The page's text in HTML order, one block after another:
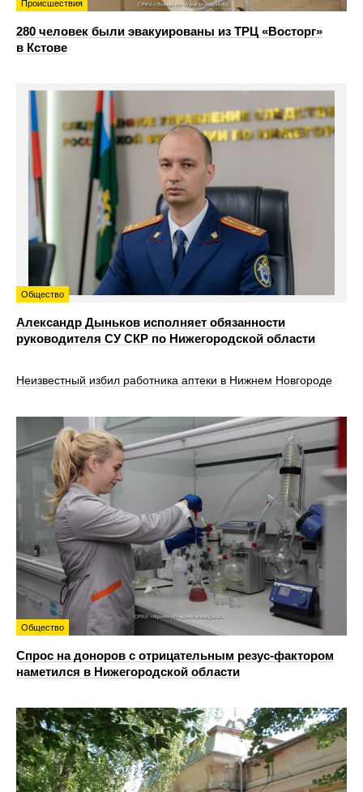
Происшествия
280 человек были эвакуированы из ТРЦ «Восторг»
в Кстове
Общество
Александр Дыньков исполняет обязанности
руководителя СУ СКР по Нижегородской области
Неизвестный избил работника аптеки в Нижнем Новгороде
Общество
Спрос на доноров с отрицательным резус-фактором
наметился в Нижегородской области